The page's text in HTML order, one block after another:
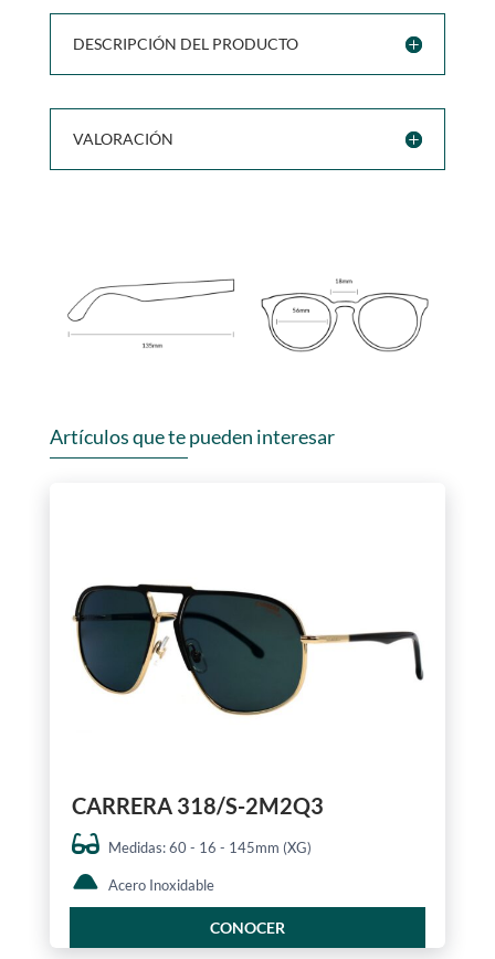
DESCRIPCIÓN DEL PRODUCTO
VALORACIÓN
Artículos que te pueden interesar
CARRERA 318/S-2M2Q3
Medidas: 60 - 16 - 145mm (XG)
Acero Inoxidable
CONOCER